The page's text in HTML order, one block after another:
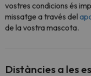
vostres condicions és
missatge a través del
de la vostra mascota.
Distàncies a les